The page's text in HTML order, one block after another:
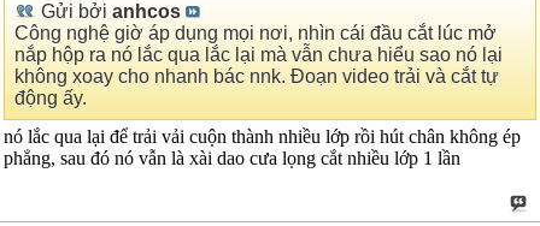
Gửi bởi anhcos
Công nghệ giờ áp dụng mọi nơi, nhìn cái đầu cắt lúc mở
nắp hộp ra nó lắc qua lắc lại mà vẫn chưa hiểu sao nó lại
không xoay cho nhanh bác nnk. Đoạn video trải và cắt tự
động ấy.
nó lắc qua lại để trải vải cuộn thành nhiều lớp rồi hút chân không ép
phẳng, sau đó nó vẫn là xài dao cưa lọng cắt nhiều lớp 1 lần